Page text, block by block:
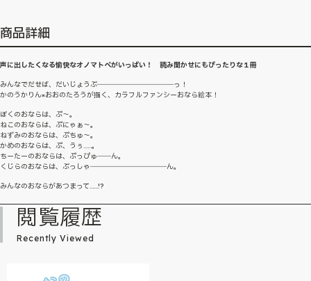
商品詳細
声に出したくなる愉快なオノマトペがいっぱい！ 読み聞かせにもぴったりな１冊
みんなでだせば、だいじょうぶ―――――――――――っ！
かのうかりん×おおのたろうが描く、カラフルファンシーおなら絵本！
ぼくのおならは、ぷ～。
ねこのおならは、ぷにゃぁ～。
ねずみのおならは、ぷちゅ～。
かめのおならは、ぷ、うぅ……。
ちーたーのおならは、ぷっぴゅ――ん。
くじらのおならは、ぶっしゃ―――――――――――ん。
みんなのおならがあつまって……!?
閲覧履歴
Recently Viewed